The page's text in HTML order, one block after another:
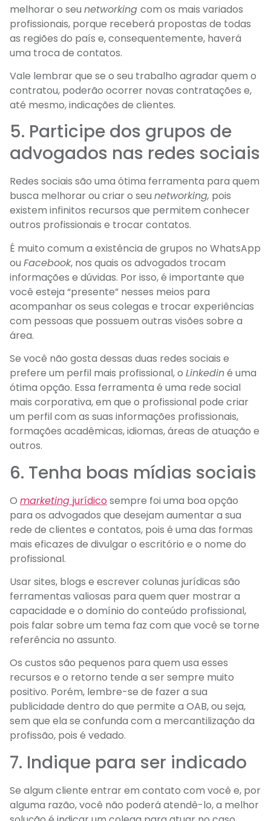
melhorar o seu networking com os mais variados
profissionais, porque receberá propostas de todas
as regiões do país e, consequentemente, haverá
uma troca de contatos.
Vale lembrar que se o seu trabalho agradar quem o
contratou, poderão ocorrer novas contratações e,
até mesmo, indicações de clientes.
5. Participe dos grupos de
advogados nas redes sociais
Redes sociais são uma ótima ferramenta para quem
busca melhorar ou criar o seu networking, pois
existem infinitos recursos que permitem conhecer
outros profissionais e trocar contatos.
É muito comum a existência de grupos no WhatsApp
ou Facebook, nos quais os advogados trocam
informações e dúvidas. Por isso, é importante que
você esteja “presente” nesses meios para
acompanhar os seus colegas e trocar experiências
com pessoas que possuem outras visões sobre a
área.
Se você não gosta dessas duas redes sociais e
prefere um perfil mais profissional, o Linkediné uma
ótima opção. Essa ferramenta é uma rede social
mais corporativa, em que o profissional pode criar
um perfil com as suas informações profissionais,
formações acadêmicas, idiomas, áreas de atuação e
outros.
6. Tenha boas mídias sociais
O marketing jurídico sempre foi uma boa opção
para os advogados que desejam aumentar a sua
rede de clientes e contatos, pois é uma das formas
mais eficazes de divulgar o escritório e o nome do
profissional.
Usar sites, blogs e escrever colunas jurídicas são
ferramentas valiosas para quem quer mostrar a
capacidade e o domínio do conteúdo profissional,
pois falar sobre um tema faz com que você se torne
referência no assunto.
Os custos são pequenos para quem usa esses
recursos e o retorno tende a ser sempre muito
positivo. Porém, lembre-se de fazer a sua
publicidade dentro do que permite a OAB, ou seja,
sem que ela se confunda com a mercantilização da
profissão, pois é vedado.
7. Indique para ser indicado
Se algum cliente entrar em contato com você e, por
alguma razão, você não poderá atendê-lo, a melhor